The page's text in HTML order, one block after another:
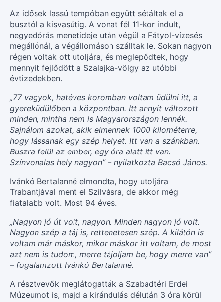
Az idősek lassú tempóban együtt sétáltak el a
busztól a kisvasútig. A vonat fél 11-kor indult,
negyedórás menetideje után végül a Fátyol-vízesés
megállónál, a végállomáson szálltak le. Sokan nagyon
régen voltak ott utoljára, és meglepődtek, hogy
mennyit fejlődött a Szalajka-völgy az utóbbi
évtizedekben.
„77 vagyok, hatéves koromban voltam üdülni itt, a
gyereküdülőben a központban. Itt annyit változott
minden, mintha nem is Magyarországon lennék.
Sajnálom azokat, akik elmennek 1000 kilométerre,
hogy lássanak egy szép helyet. Itt van a szánkban.
Buszra felül az ember, egy óra alatt itt van.
Színvonalas hely nagyon” – nyilatkozta Bacsó János.
Ivánkó Bertalanné elmondta, hogy utoljára
Trabantjával ment el Szilvásra, de akkor még
fiatalabb volt. Most 94 éves.
„Nagyon jó út volt, nagyon. Minden nagyon jó volt.
Nagyon szép a táj is, rettenetesen szép. A kilátón is
voltam már máskor, mikor máskor itt voltam, de most
azt nem is tudom, merre tájoljam be, hogy merre van”
– fogalamzott Ivánkó Bertalanné.
A résztvevők meglátogatták a Szabadtéri Erdei
Múzeumot is, majd a kirándulás délután 3 óra körül